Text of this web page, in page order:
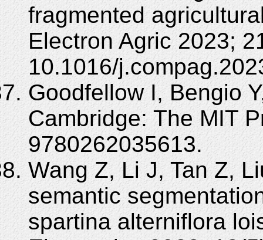
fragmented
Electron Agric 2023;
10.1016/
Goodfellow I, Bengio
Cambridge: The MIT
9780262035613.
Wang Z, Li J, Tan Z,
semantic
spartina alterniflora